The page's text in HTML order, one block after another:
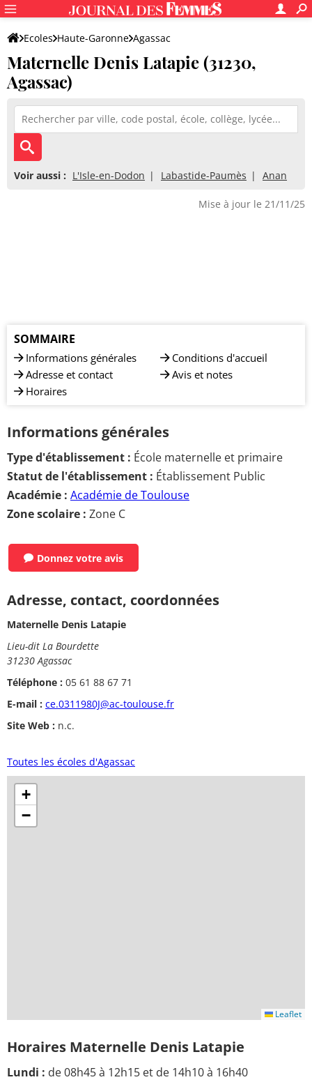
Ecoles Haute-Garonne Agassac
Maternelle Denis Latapie
Maternelle Denis Latapie (31230,
Agassac)
Voir aussi : L'Isle-en-Dodon Labastide-Paumès Anan
Mise à jour le 21/11/25
SOMMAIRE
Informations générales
Adresse et contact
Horaires
Conditions d'accueil
Avis et notes
Informations générales
Type d'établissement : École maternelle et primaire
Statut de l'établissement : Établissement Public
Académie : Académie de Toulouse
Zone scolaire : Zone C
Donnez votre avis
Adresse, contact, coordonnées
Maternelle Denis Latapie
Lieu-dit La Bourdette
31230 Agassac
Téléphone : 05 61 88 67 71
E-mail : ce.0311980J@ac-toulouse.fr
Site Web : n.c.
Toutes les écoles d'Agassac
+
−
Leaflet
Horaires Maternelle Denis Latapie
Lundi : de 08h45 à 12h15 et de 14h10 à 16h40